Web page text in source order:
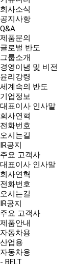
회사소식
공지사항
Q&A
제품문의
글로벌 반도
그룹소개
경영이념 및 비전
윤리강령
세계속의 반도
기업정보
대표이사 인사말
회사연혁
전화번호
오시는길
IR공지
주요 고객사
대표이사 인사말
회사연혁
전화번호
오시는길
IR공지
주요 고객사
제품안내
자동차용
산업용
자동차용
- BELT